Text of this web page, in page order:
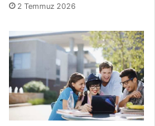
2 Temmuz 2026